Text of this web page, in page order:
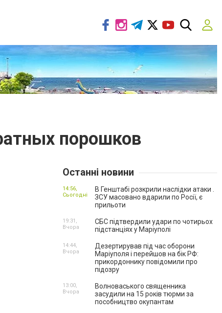
порошков
Останні новини
В Генштабі розкрили наслідки атаки .
ЗСУ масовано вдарили по Росії, є
прильоти
14:56,
Сьогодні
СБС підтвердили удари по чотирьох
підстанціях у Маріуполі
19:31,
Вчора
Дезертирував під час оборони
Маріуполя і перейшов на бік РФ:
прикордоннику повідомили про
підозру
14:44,
Вчора
Волноваського священника
засудили на 15 років тюрми за
пособництво окупантам
13:00,
Вчора